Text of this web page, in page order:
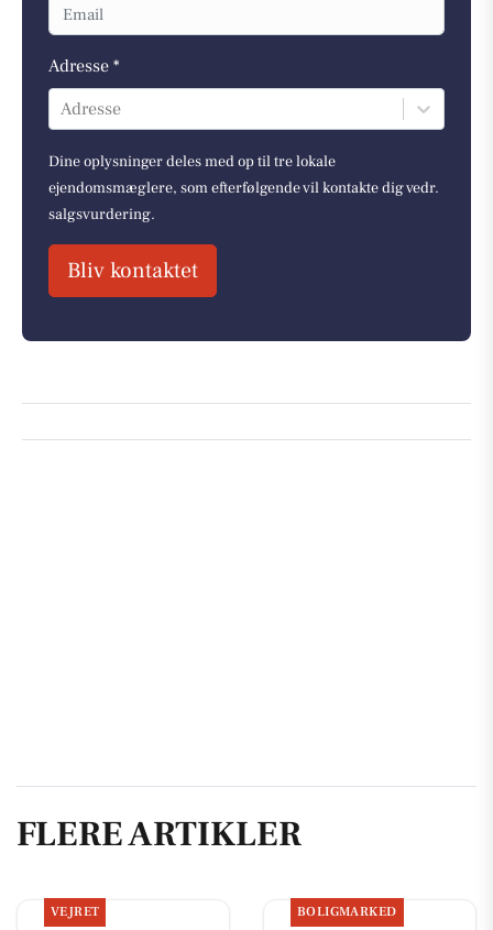
Adresse *
Adresse
Dine oplysninger deles med op til tre lokale
ejendomsmæglere, som efterfølgende vil kontakte dig vedr.
salgsvurdering.
Bliv kontaktet
FLERE ARTIKLER
VEJRET BOLIGMARKED